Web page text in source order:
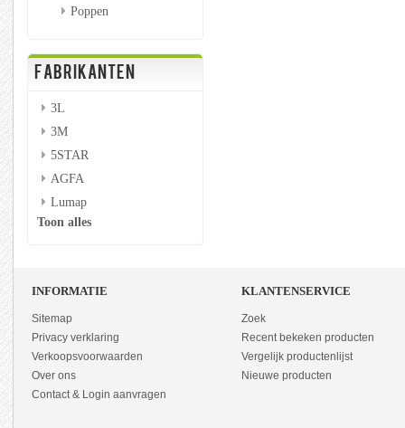
Poppen
FABRIKANTEN
3L
3M
5STAR
AGFA
Lumap
Toon alles
INFORMATIE
Sitemap
Privacy verklaring
Verkoopsvoorwaarden
Over ons
Contact & Login aanvragen
KLANTENSERVICE
Zoek
Recent bekeken producten
Vergelijk productenlijst
Nieuwe producten